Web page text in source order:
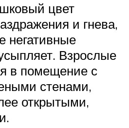
цвет
и гнева,
негативные
Взрослые
в помещение с
стенами,
открытыми,